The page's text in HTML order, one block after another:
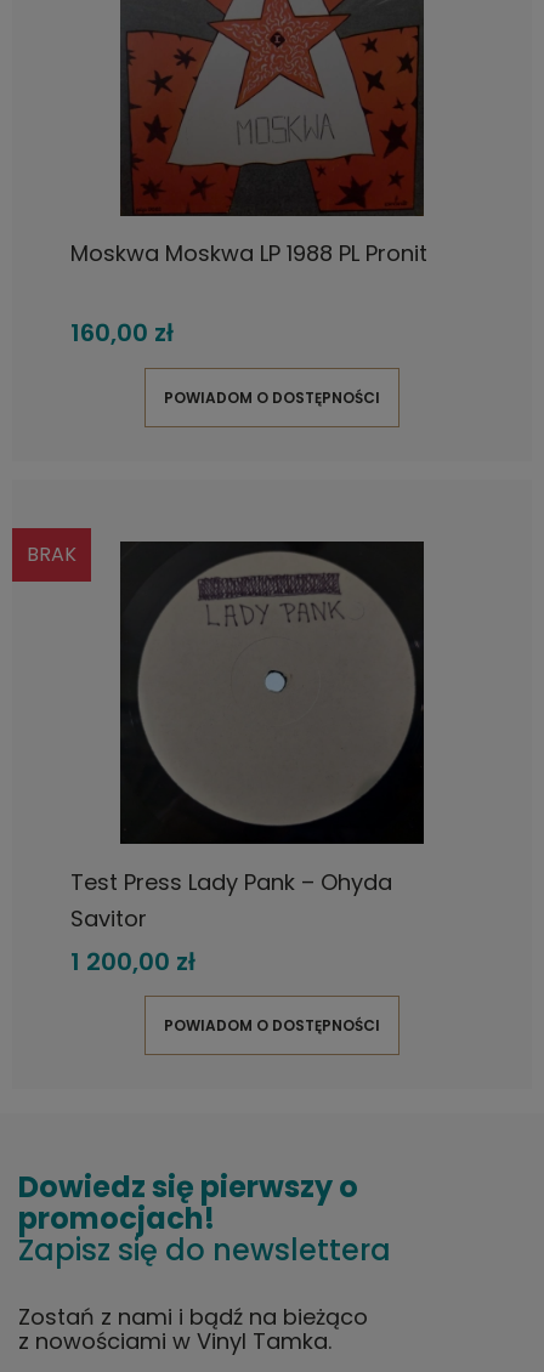
Moskwa Moskwa LP 1988 PL Pronit
160,00 zł
POWIADOM O DOSTĘPNOŚCI
Test Press Lady Pank – Ohyda
Savitor
1 200,00 zł
POWIADOM O DOSTĘPNOŚCI
BRAK
Dowiedz się pierwszy o
promocjach!
Zapisz się do newslettera
Zostań z nami i bądź na bieżąco
z nowościami w Vinyl Tamka.